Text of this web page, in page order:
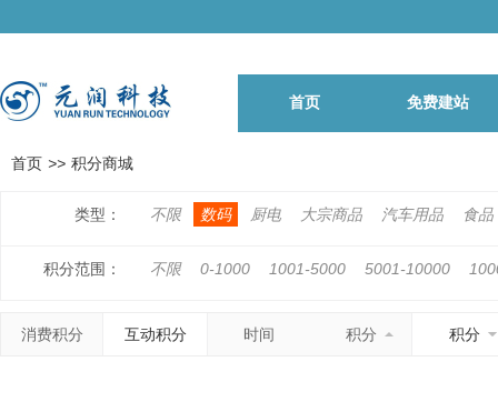
首页 免费建站
首页 >> 积分商城
类型： 不限 数码 厨电 大宗商品 汽车用品 食品
积分范围： 不限 0-1000 1001-5000 5001-10000
消费积分
互动积分 时间 积分 积分